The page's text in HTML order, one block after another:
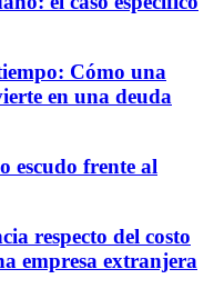
Cómo una
en una deuda
escudo frente al
respecto del costo
empresa extranjera